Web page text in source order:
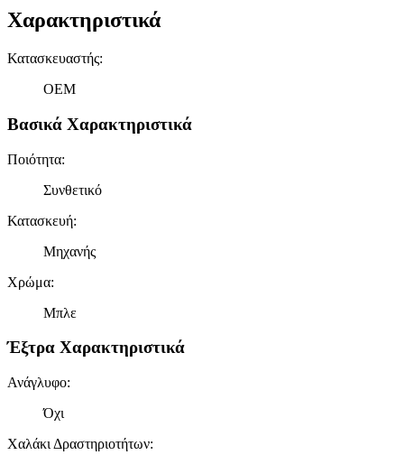
Χαρακτηριστικά
Κατασκευαστής:
OEM
Βασικά Χαρακτηριστικά
Ποιότητα:
Συνθετικό
Κατασκευή:
Μηχανής
Χρώμα:
Μπλε
Έξτρα Χαρακτηριστικά
Ανάγλυφο:
Όχι
Χαλάκι Δραστηριοτήτων: